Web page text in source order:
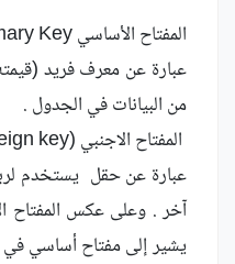
المفتاح الأساسي Primary Key
عبارة عن معرف فريد
من البيانات في الجدول .
المفتاح الاجنبي (foreign key)
عبارة عن حقل يستخدم
آخر . وعلى عكس المفتاح
يشير إلى مفتاح أساسي